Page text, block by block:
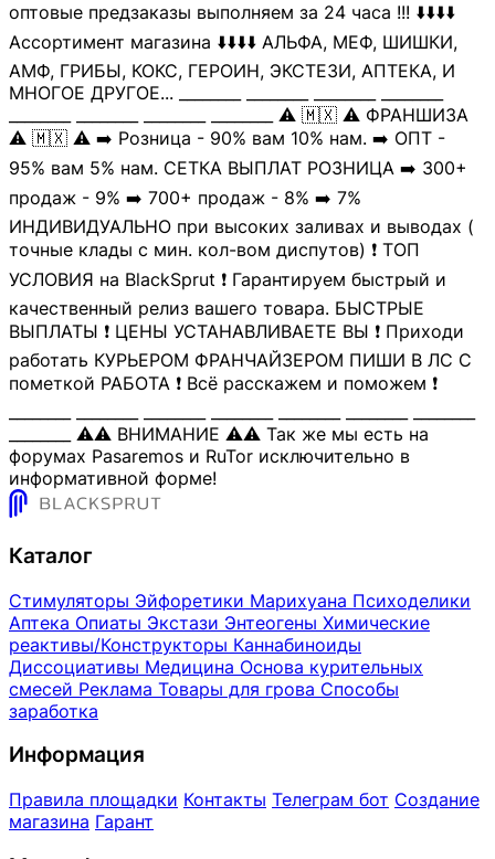
оптовые предзаказы выполняем за 24 часа !!! ⬇️⬇️⬇️⬇️
Ассортимент магазина ⬇️⬇️⬇️⬇️ АЛЬФА, МЕФ, ШИШКИ,
АМФ, ГРИБЫ, КОКС, ГЕРОИН, ЭКСТЕЗИ, АПТЕКА, И
МНОГОЕ ДРУГОЕ... ________ ________ ________ ________
________ ________ ________ ________ ⚠️ 🇲🇽 ⚠️ ФРАНШИЗА
⚠️ 🇲🇽 ⚠️ ➡️ Розница - 90% вам 10% нам. ➡️ ОПТ -
95% вам 5% нам. СЕТКА ВЫПЛАТ РОЗНИЦА ➡️ 300+
продаж - 9% ➡️ 700+ продаж - 8% ➡️ 7%
ИНДИВИДУАЛЬНО при высоких заливах и выводах (
точные клады с мин. кол-вом диспутов) ❗️ ТОП
УСЛОВИЯ на BlackSprut ❗️ Гарантируем быстрый и
качественный релиз вашего товара. БЫСТРЫЕ
ВЫПЛАТЫ ❗️ ЦЕНЫ УСТАНАВЛИВАЕТЕ ВЫ ❗️ Приходи
работать КУРЬЕРОМ ФРАНЧАЙЗЕРОМ ПИШИ В ЛС С
пометкой РАБОТА ❗️ Всё расскажем и поможем ❗️
________ ⚠️⚠️ ВНИМАНИЕ ⚠️⚠️ Так же мы есть на
форумах Pasaremos и RuTor исключительно в
информативной форме!
Каталог
Стимуляторы Эйфоретики Марихуана Психоделики
Аптека Опиаты Экстази Энтеогены Химические
реактивы/Конструкторы Каннабиноиды
Диссоциативы Медицина Основа курительных
смесей Реклама Товары для грова Способы
заработка
Информация
Правила площадки Контакты Телеграм бот Создание
магазина Гарант